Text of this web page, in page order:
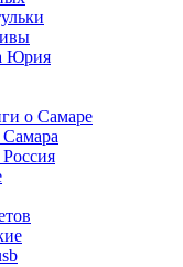
Юрия
о Самаре